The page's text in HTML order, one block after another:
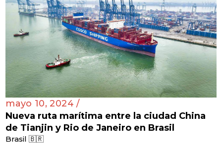
mayo 10, 2024 /
Nueva ruta marítima entre la ciudad China
de Tianjin y Rio de Janeiro en Brasil
Brasil 🇧🇷